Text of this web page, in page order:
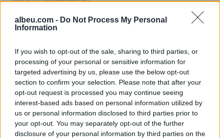
albeu.com - Do Not Process My Personal
Information
If you wish to opt-out of the sale, sharing to third parties, or
processing of your personal or sensitive information for
targeted advertising by us, please use the below opt-out
section to confirm your selection. Please note that after your
opt-out request is processed you may continue seeing
interest-based ads based on personal information utilized by
us or personal information disclosed to third parties prior to
your opt-out. You may separately opt-out of the further
disclosure of your personal information by third parties on the
ende nuk e di nëse do të jem
në qeverinë e re